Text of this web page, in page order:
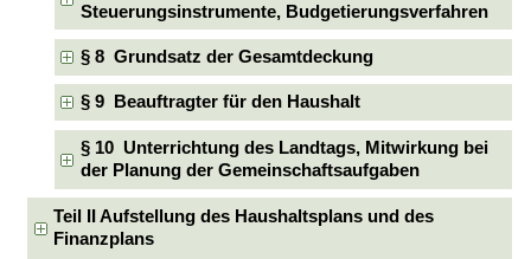
Steuerungsinstrumente, Budgetierungsverfahren
§ 8 Grundsatz der Gesamtdeckung
§ 9 Beauftragter für den Haushalt
§ 10 Unterrichtung des Landtags, Mitwirkung bei
der Planung der Gemeinschaftsaufgaben
Teil II Aufstellung des Haushaltsplans und des
Finanzplans